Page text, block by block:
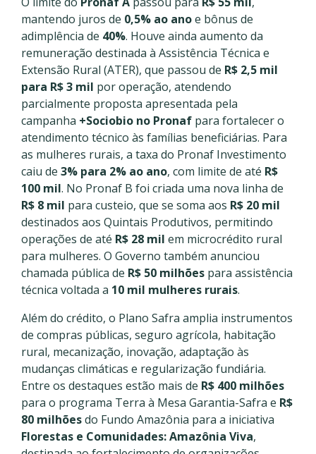
mantendo juros de 0,5% ao anoe bônus de
adimplência de 40%. Houve ainda aumento da
remuneração destinada à Assistência Técnica e
Extensão Rural (ATER), que passou de R$ 2,5 mil
para R$ 3 mil por operação, atendendo
parcialmente proposta apresentada pela
campanha +Sociobio no Pronaf para fortalecer o
atendimento técnico às famílias beneficiárias. Para
as mulheres rurais, a taxa do Pronaf Investimento
caiu de 3% para 2% ao ano, com limite de até R$
100 mil. No Pronaf B foi criada uma nova linha de
R$ 8 mil para custeio, que se soma aos R$ 20 mil
destinados aos Quintais Produtivos, permitindo
operações de até R$ 28 mil em microcrédito rural
para mulheres. O Governo também anunciou
chamada pública de R$ 50 milhões para assistência
técnica voltada a 10 mil mulheres rurais.
Além do crédito, o Plano Safra amplia instrumentos
de compras públicas, seguro agrícola, habitação
rural, mecanização, inovação, adaptação às
mudanças climáticas e regularização fundiária.
Entre os destaques estão mais de R$ 400 milhões
para o programa Terra à Mesa Garantia-Safra e R$
80 milhõesdo Fundo Amazônia para a iniciativa
Florestas e Comunidades: Amazônia Viva,